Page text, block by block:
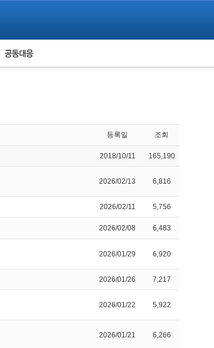
피해자 공동대응
등록일 조회
2018/10/11 165,190
2026/02/13 6,816
2026/02/11 5,756
2026/02/08 6,483
2026/01/29 6,920
2026/01/26 7,217
2026/01/22 5,922
2026/01/21 6,266